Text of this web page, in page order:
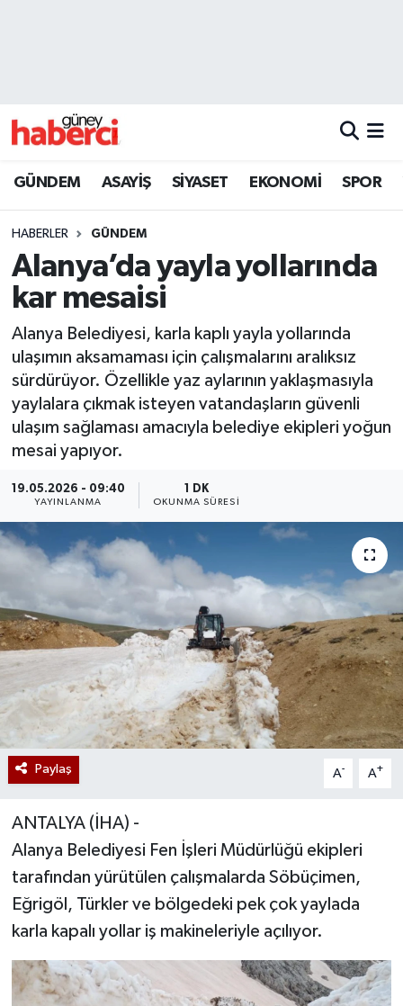
GÜNDEM ASAYİŞ SİYASET EKONOMİ SPOR
HABERLER GÜNDEM
Alanya’da yayla yollarında
kar mesaisi
Alanya Belediyesi, karla kaplı yayla yollarında
ulaşımın aksamaması için çalışmalarını aralıksız
sürdürüyor. Özellikle yaz aylarının yaklaşmasıyla
yaylalara çıkmak isteyen vatandaşların güvenli
ulaşım sağlaması amacıyla belediye ekipleri yoğun
mesai yapıyor.
19.05.2026 - 09:40
YAYINLANMA
1 DK
OKUNMA SÜRESI
Paylaş A- A+
ANTALYA (İHA) -
Alanya Belediyesi Fen İşleri Müdürlüğü ekipleri
tarafından yürütülen çalışmalarda Söbüçimen,
Eğrigöl, Türkler ve bölgedeki pek çok yaylada
karla kapalı yollar iş makineleriyle açılıyor.
Beyoğlu Trafik Yoğunluk Haritası
Son Dakika Haberleri
Haber Arşivi